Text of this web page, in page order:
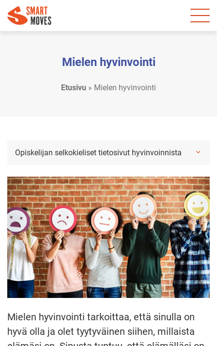
Mielen hyvinvointi
Etusivu » Mielen hyvinvointi
Opiskelijan selkokieliset tietosivut hyvinvoinnista
Mielen hyvinvointi tarkoittaa, että sinulla on
hyvä olla ja olet tyytyväinen siihen, millaista